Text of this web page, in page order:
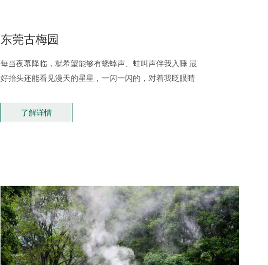
东莞古梅园
每当夜幕降临，就希望能够有蟋蟀声、蛙叫声伴我入睡 最
好抬头还能看见漫天的星星，一闪一闪的，对着我眨眼睛
了解详情